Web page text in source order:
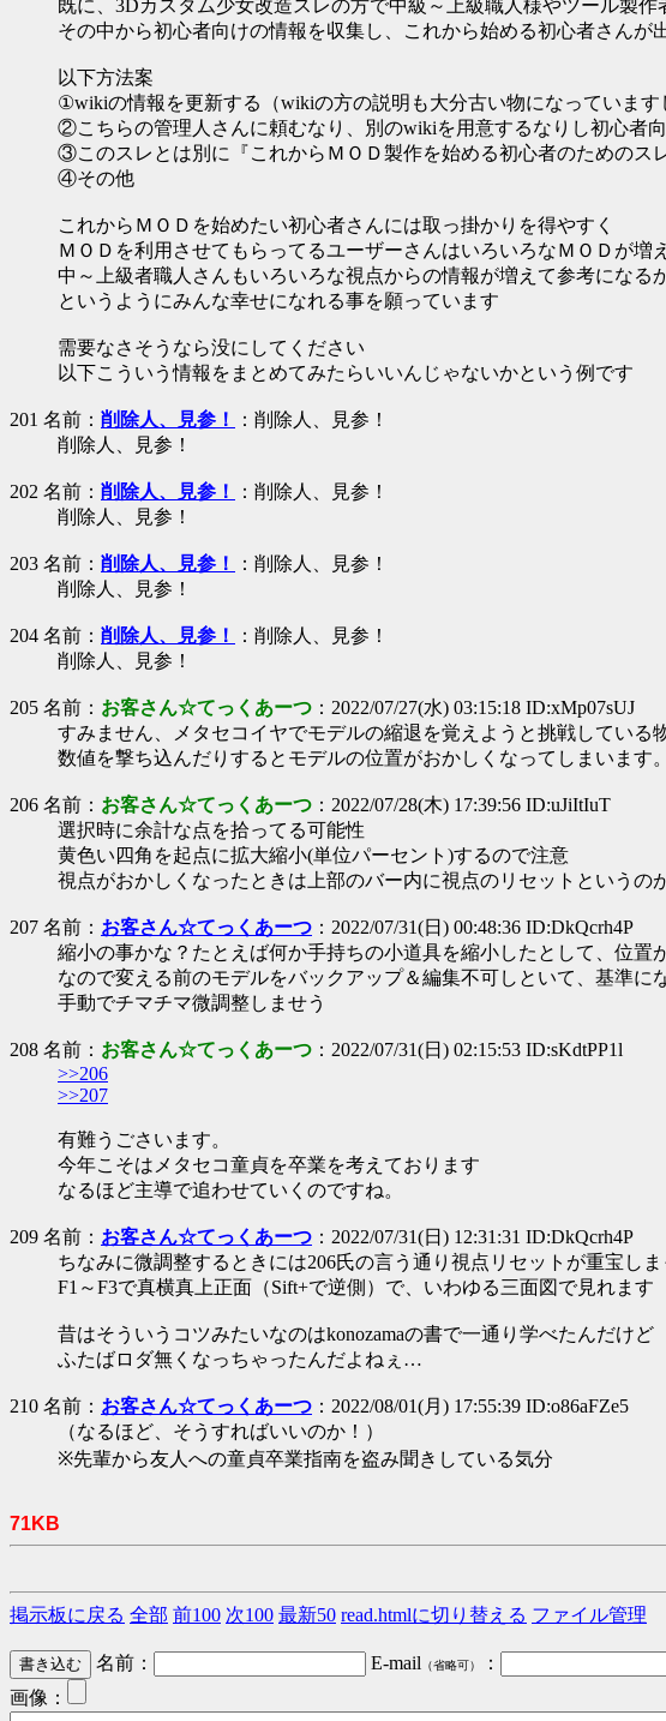
既に、3Dカスタム少女改造スレの方で中級～上級職人様やツール製作
その中から初心者向けの情報を収集し、これから始める初心者さん
以下方法案
①wikiの情報を更新する（wikiの方の説明も大分古い物になっています
②こちらの管理人さんに頼むなり、別のwikiを用意するなりし初心者
③このスレとは別に『これからＭＯＤ製作を始める初心者のためのス
④その他
これからＭＯＤを始めたい初心者さんには取っ掛かりを得やすく
ＭＯＤを利用させてもらってるユーザーさんはいろいろなＭＯＤが増
中～上級者職人さんもいろいろな視点からの情報が増えて参考になる
というようにみんな幸せになれる事を願っています
需要なさそうなら没にしてください
以下こういう情報をまとめてみたらいいんじゃないかという例です
201 名前： 削除人、見参！
：削除人、見参！
削除人、見参！
202 名前： 削除人、見参！
：削除人、見参！
削除人、見参！
203 名前： 削除人、見参！
：削除人、見参！
削除人、見参！
204 名前： 削除人、見参！
：削除人、見参！
削除人、見参！
205 名前： お客さん☆てっくあーつ ：2022/07/27(水) 03:15:18 ID:xMp07sUJ
すみません、メタセコイヤでモデルの縮退を覚えようと挑戦している
数値を撃ち込んだりするとモデルの位置がおかしくなってしまいます
206 名前： お客さん☆てっくあーつ ：2022/07/28(木) 17:39:56 ID:uJiItIuT
選択時に余計な点を拾ってる可能性
黄色い四角を起点に拡大縮小(単位パーセント)するので注意
視点がおかしくなったときは上部のバー内に視点のリセットというの
207 名前： お客さん☆てっくあーつ ：2022/07/31(日) 00:48:36 ID:DkQcrh4P
縮小の事かな？たとえば何か手持ちの小道具を縮小したとして、位置
なので変える前のモデルをバックアップ＆編集不可しといて、基準に
手動でチマチマ微調整しませう
208 名前： お客さん☆てっくあーつ ：2022/07/31(日) 02:15:53 ID:sKdtPP1l
>>206
>>207
有難うごさいます。
今年こそはメタセコ童貞を卒業を考えております
なるほど主導で追わせていくのですね。
209 名前： お客さん☆てっくあーつ ：2022/07/31(日) 12:31:31 ID:DkQcrh4P
ちなみに微調整するときには206氏の言う通り視点リセットが重宝し
F1～F3で真横真上正面（Sift+で逆側）で、いわゆる三面図で見れます
昔はそういうコツみたいなのはkonozamaの書で一通り学べたんだけど
ふたばロダ無くなっちゃったんだよねぇ…
210 名前： お客さん☆てっくあーつ ：2022/08/01(月) 17:55:39 ID:o86aFZe5
（なるほど、そうすればいいのか！）
※先輩から友人への童貞卒業指南を盗み聞きしている気分
71KB
掲示板に戻る 全部 前100 次100 最新50 read.htmlに切り替える ファイル管理
名前： E-mail （省略可）
：
画像：